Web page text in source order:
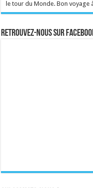
le tour du Monde. Bon voyage
Retrouvez-nous sur